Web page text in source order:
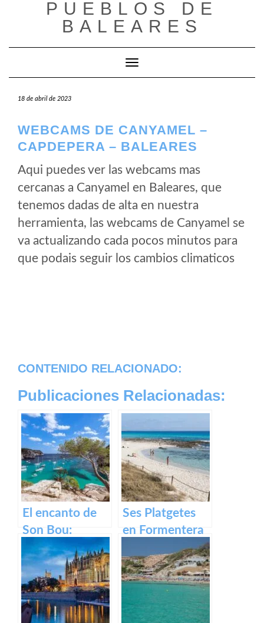
PUEBLOS DE
BALEARES
Cambiar modo de navegación
18 de abril de 2023
WEBCAMS DE CANYAMEL –
CAPDEPERA – BALEARES
Aqui puedes ver las webcams mas
cercanas a Canyamel en Baleares, que
tenemos dadas de alta en nuestra
herramienta, las webcams de Canyamel se
va actualizando cada pocos minutos para
que podais seguir los cambios climaticos
CONTENIDO RELACIONADO:
Publicaciones Relacionadas:
El encanto de
Son Bou:
descubre la
belleza de
Menorca
Ses Platgetes
en Formentera